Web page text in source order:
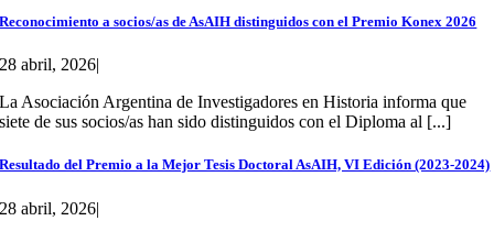
Reconocimiento a socios/as de AsAIH distinguidos con el Premio Konex 2026
28 abril, 2026|
La Asociación Argentina de Investigadores en Historia informa que
siete de sus socios/as han sido distinguidos con el Diploma al [...]
Resultado del Premio a la Mejor Tesis Doctoral AsAIH, VI Edición (2023-2024)
28 abril, 2026|